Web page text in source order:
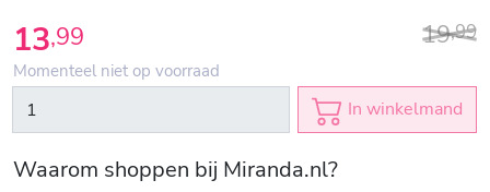
13,99 19,99
Momenteel niet op voorraad
In winkelmand
Waarom shoppen bij Miranda.nl?